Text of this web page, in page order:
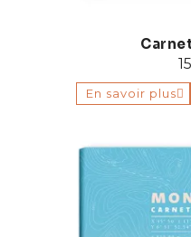
En savoir plus